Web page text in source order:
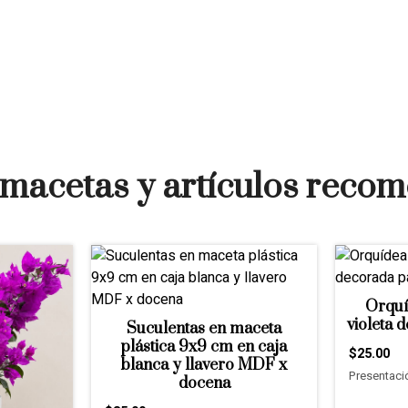
y artículos
Suculentas en maceta
plástica 9x9 cm en caja
blanca y llavero MDF x
docena
violeta
$25.00